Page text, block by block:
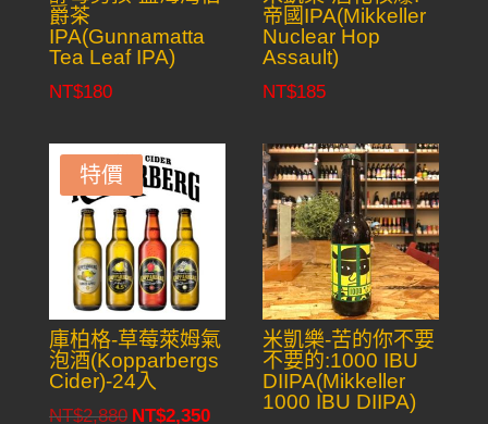
爵茶
IPA(Gunnamatta
Tea Leaf IPA)
NT$180
帝國IPA(Mikkeller
Nuclear Hop
Assault)
NT$185
特價
庫柏格-草莓萊姆氣
泡酒(Kopparbergs
Cider)-24入
NT$2,880 Original
NT$2,350Current
米凱樂-苦的你不要
不要的:1000 IBU
DIIPA(Mikkeller
1000 IBU DIIPA)